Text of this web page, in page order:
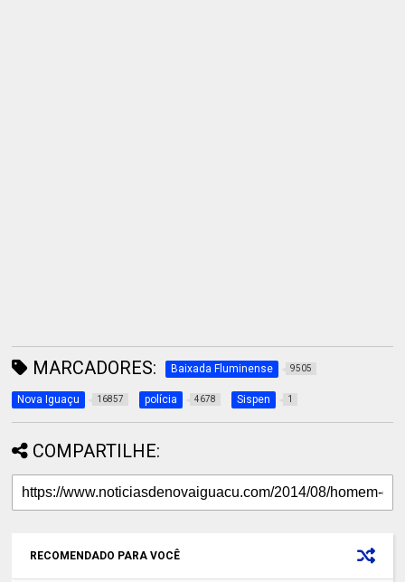
MARCADORES: Baixada Fluminense 9505
Nova Iguaçu 16857 polícia 4678 Sispen 1
COMPARTILHE:
RECOMENDADO PARA VOCÊ